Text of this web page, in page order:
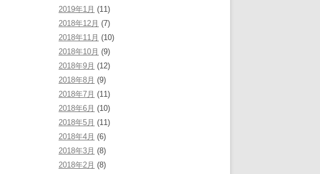
2019年1月 (11)
2018年12月 (7)
2018年11月 (10)
2018年10月 (9)
2018年9月 (12)
2018年8月 (9)
2018年7月 (11)
2018年6月 (10)
2018年5月 (11)
2018年4月 (6)
2018年3月 (8)
2018年2月 (8)